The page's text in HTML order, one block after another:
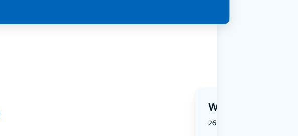
Wanneer?
26 June 2026 | 20:30